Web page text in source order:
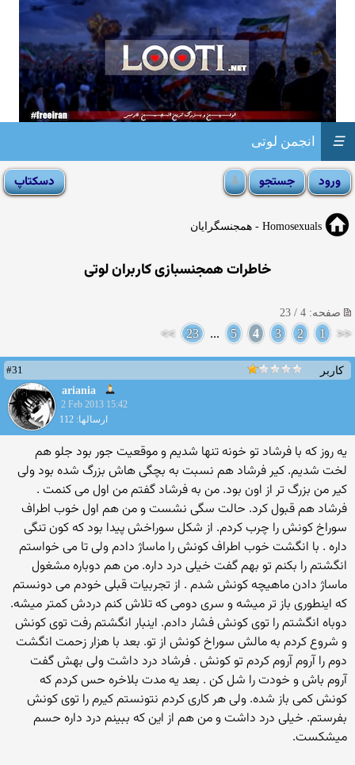
انجمن لوتی ☰
Homosexuals - همجنسگرایان
خاطرات همجنسبازی کاربران لوتی
صفحه: 4 / 23
<<
1
2
3
4
5
...
23
>>
کاربر
#31
ariania
2 Feb 2013 15:42
ارسالها: 112
یه روز که با فرشاد تو خونه تنها شدیم و موقعیت جور بود جلو هم
لخت شدیم. کیر فرشاد هم نسبت به بچگی هاش بزرگ شده بود ولی
کیر من بزرگ تر از اون بود. من به فرشاد گفتم من اول می کنمت .
فرشاد هم قبول کرد. حالت سگی نشست و من هم اول خوب اطراف
سوراخ کونش را چرب کردم. از شکل سوراخش پیدا بود که کون تنگی
داره . با انگشت خوب اطراف کونش را ماساژ دادم ولی تا می خواستم
انگشتم را بکنم تو بهم گفت خیلی درد داره. من هم دوباره مشغول
ماساژ دادن ماهیچه کونش شدم . از تجربیات قبلی خودم می دونستم
که اینطوری باز تر میشه و سری دومی که تلاش کنم دردش کمتر میشه.
دوباه انگشتم را توی کونش فشار دادم. اینبار انگشتم رفت توی کونش
و شروع کردم به مالش سوراخ کونش از تو. بعد با هزار زحمت انگشت
دوم را آروم آروم کردم تو کونش . فرشاد درد داشت ولی بهش گفت
آروم باش و خودت را شل کن . بعد یه مدت بلاخره حس کردم که
کونش کمی باز شده. ولی هر کاری کردم نتونستم کیرم را توی کونش
بفرستم. خیلی درد داشت و من هم از این که ببینم درد داره حسم
میشکست.